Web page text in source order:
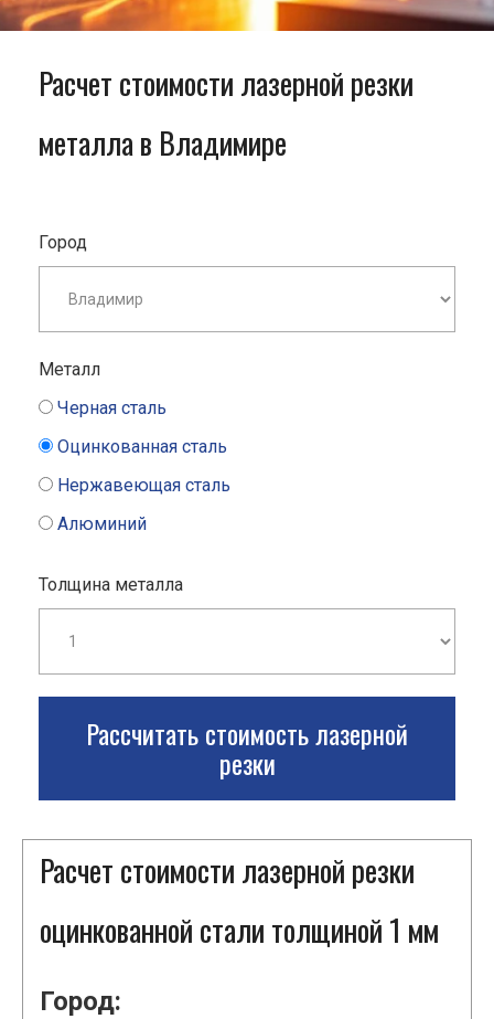
Расчет стоимости лазерной резки
металла в Владимире
Город
Металл
Черная сталь
Оцинкованная сталь
Нержавеющая сталь
Алюминий
Толщина металла
Рассчитать стоимость лазерной
резки
Расчет стоимости лазерной резки
оцинкованной стали толщиной 1 мм
Город: